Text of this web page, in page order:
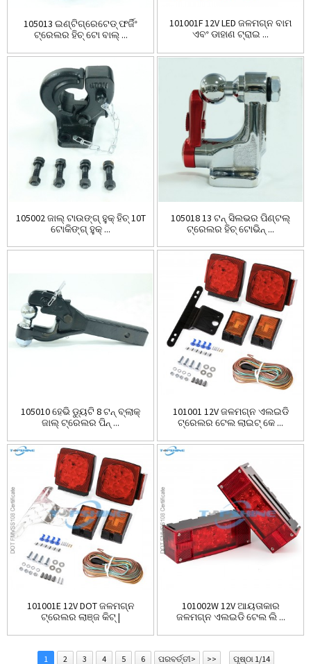
105013 ଇଣ୍ଟିଗ୍ରେଟେଡ୍ ଫର୍ଜିଂ
ଟ୍ରେଲର ହିଚ୍ ଟୋ ବାଲ୍ ...
101001F 12V LED ଜଳମଗ୍ନ ବାମ
ଏବଂ ଡାହାଣ ଟ୍ରାଇ ...
105002 ଜାଲ୍ ଟାଉଙ୍ଗ୍ ହୁକ୍ ହିଚ୍ 10T
ଟୋକିଙ୍ଗ୍ ହୁକ୍ ...
105018 13 ଟନ୍ ସିଲଭର ପିଣ୍ଟଲ୍
ଟ୍ରେଲର ହିଚ୍ ଟୋଭିନ୍ ...
105010 ହେଭି ଡ୍ୟୁଟି 8 ଟନ୍ ବ୍ଲାକ୍
ଜାଲ୍ ଟ୍ରେଲର ପିନ୍ ...
101001 12V ଜଳମଗ୍ନ ଏଲଇଡି
ଟ୍ରେଲର ଟେଲ ଲାଇଟ୍ କେ ...
101001E 12V DOT ଜଳମଗ୍ନ
ଟ୍ରେଲର ଲାଞ୍ଜ କିଟ୍ |
101002W 12V ଆୟତାକାର
ଜଳମଗ୍ନ ଏଲଇଡି ଟେଲ ଲି ...
1 2 3 4 5 6 ପରବର୍ତ୍ତୀ> >> ପୃଷ୍ଠା 1/14